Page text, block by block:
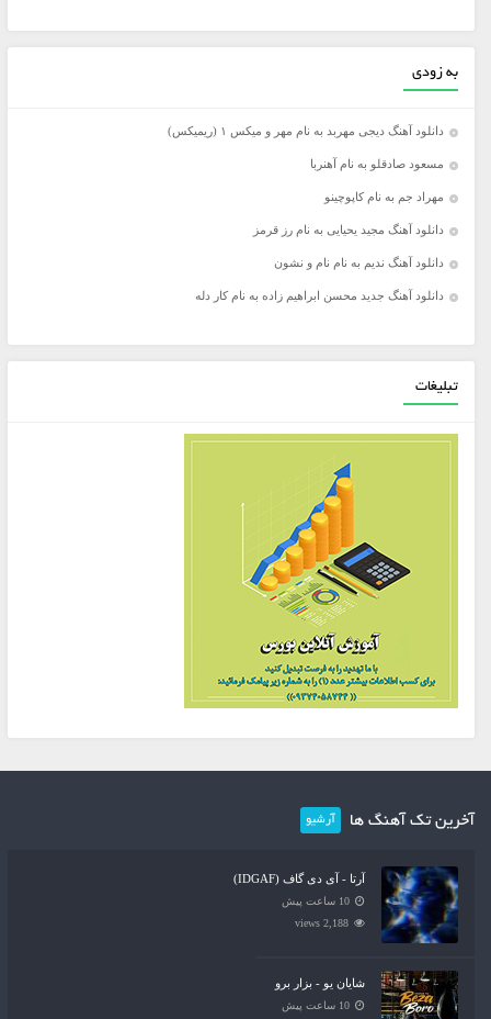
به زودی
دانلود آهنگ دیجی مهربد به نام مهر و میکس ۱ (ریمیکس)
مسعود صادقلو به نام آهنربا
مهراد جم به نام کاپوچینو
دانلود آهنگ مجید یحیایی به نام رز قرمز
دانلود آهنگ ندیم به نام نام و نشون
دانلود آهنگ جدید محسن ابراهیم زاده به نام کار دله
تبلیغات
آخرین تک آهنگ ها آرشیو
آرتا - آی دی گاف (IDGAF)
10 ساعت پیش
2,188 views
شایان یو - بزار برو
10 ساعت پیش